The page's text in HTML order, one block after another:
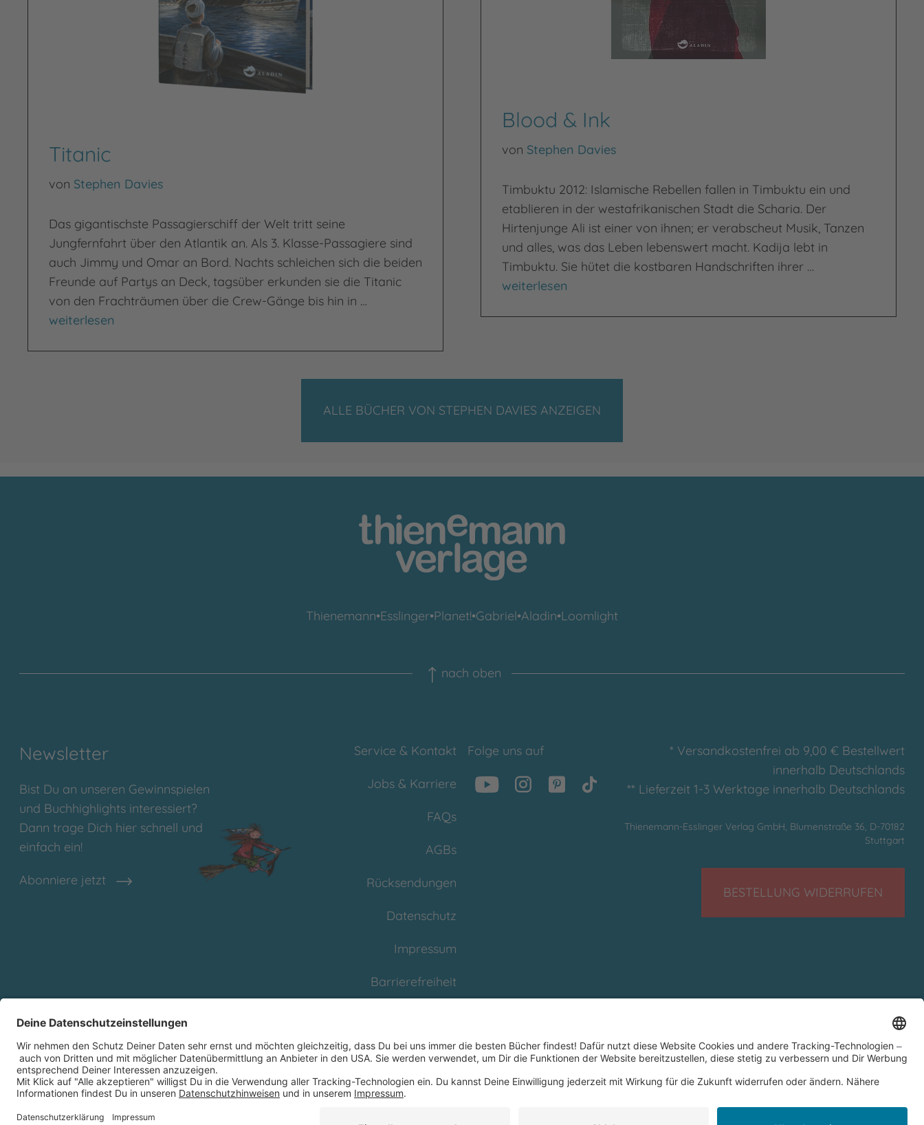
Titanic
von Stephen Davies
Das gigantischste Passagierschiff der Welt tritt seine
Jungfernfahrt über den Atlantik an. Als 3. Klasse-Passagiere sind
auch Jimmy und Omar an Bord. Nachts schleichen sich die beiden
Freunde auf Partys an Deck, tagsüber erkunden sie die Titanic
von den Frachträumen über die Crew-Gänge bis hin in …
Titanic
weiterlesen
Blood & Ink
von Stephen Davies
Timbuktu 2012: Islamische Rebellen fallen in Timbuktu ein und
etablieren in der westafrikanischen Stadt die Scharia. Der
Hirtenjunge Ali ist einer von ihnen; er verabscheut Musik, Tanzen
und alles, was das Leben lebenswert macht. Kadija lebt in
Timbuktu. Sie hütet die kostbaren Handschriften ihrer …
Blood & Ink
weiterlesen
ALLE BÜCHER VON STEPHEN DAVIES ANZEIGEN
Thienemann•Esslinger•Planet!•Gabriel•Aladin•Loomlight
nach oben
Newsletter
Bist Du an unseren Gewinnspielen
und Buchhighlights interessiert?
Dann trage Dich hier schnell und
einfach ein!
Abonniere jetzt
Service & Kontakt
Jobs & Karriere
FAQs
AGBs
Rücksendungen
Datenschutz
Impressum
Barrierefreiheit
Partnerprogramm
(Affiliate)
Folge uns auf
* Versandkostenfrei ab 9,00 € Bestellwert
innerhalb Deutschlands
** Lieferzeit 1-3 Werktage innerhalb Deutschlands
Thienemann-Esslinger Verlag GmbH, Blumenstraße 36, D-70182
Stuttgart
BESTELLUNG WIDERRUFEN